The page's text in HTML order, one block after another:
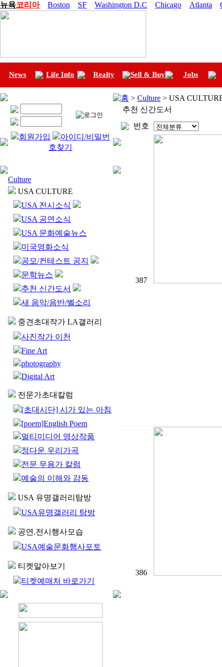
뉴욕코리아 Boston SF Washington D.C Chicago Atlanta
News Life Info Realty Sell & Buy Jobs
회원가입
아이디/비밀번
호찾기
Culture
USA CULTURE
USA 전시소식
USA 공연소식
USA 문화예술뉴스
미국영화소식
공모/컨테스트 공지
문학뉴스
추천 신간도서
새 음악/음반/벨소리
중견초대작가 LA갤러리
사진작가 이천
Fine Art
photography
Digital Art
전문가초대칼럼
[초대시단] 시가 있는 아침
[poem]English Poem
멀티미디어 영상작품
정다운 우리가곡
전문 무용가 칼럼
예술의 이해와 감동
USA 유명갤러리탐방
USA유명갤러리 탐방
공연.전시행사모습
USA예술문화행사포토
티켓알아보기
티켓예매처 바로가기
홈 > Culture > USA
추천 신간도서
번호
387
386